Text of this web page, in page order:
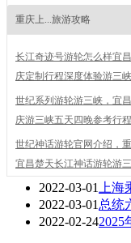
重庆上...旅游攻略
长江奇迹号游轮怎么样宜
庆定制行程深度体验游三峡
世纪系列游轮游三峡，宜
庆游三峡五天四晚参考行程
世纪神话游轮官网介绍，
宜昌楚天长江神话游轮游
2022-03-01
上
2022-03-01 总统
2022-02-242025